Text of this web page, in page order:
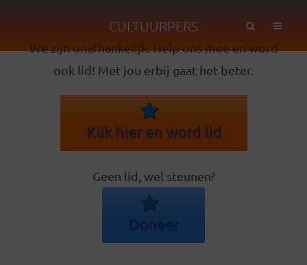
CULTUURPERS
We zijn onafhankelijk. Help ons mee en word
ook lid! Met jou erbij gaat het beter.
Klik hier en word lid
Geen lid, wel steunen?
Doneer